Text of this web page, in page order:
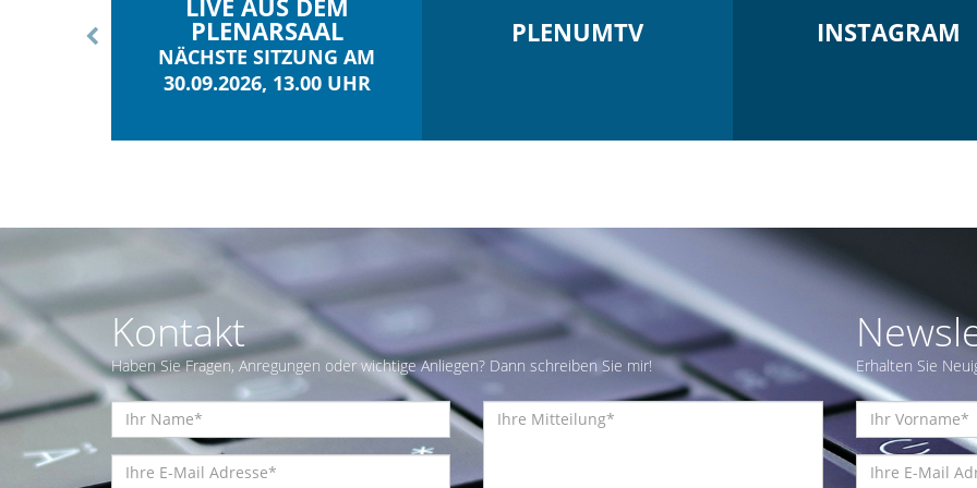
PLENARSAAL
NÄCHSTE SITZUNG AM
30.09.2026, 13.00 UHR
PLENUMTV INSTAGRAM
Kontakt
Haben Sie Fragen, Anregungen oder wichtige Anliegen? Dann schreiben Sie mir! Erhalten Sie